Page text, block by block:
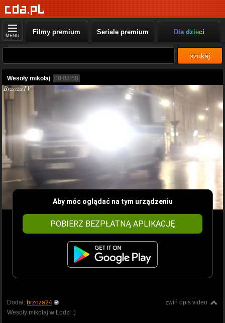
MENU Filmy premium Seriale premium Dla dzieci
szukaj
Wesoły mikołaj 00:08:58
Aby móc oglądać na tym urządzeniu
POBIERZ BEZPŁATNĄ APLIKACJĘ
zwiń opis video
Dodał: brzoza24
Wesoły mikołaj w Łodzi :)